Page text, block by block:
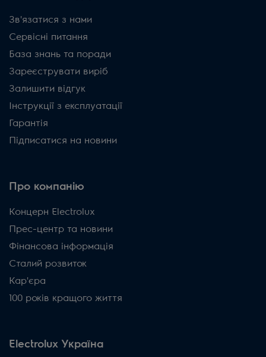
Зв'язатися з нами
Сервісні питання
База знань та поради
Зареєструвати виріб
Залишити відгук
Інструкції з експлуатації
Гарантія
Підписатися на новини
Про компанію
Концерн Electrolux
Прес-центр та новини
Фінансова інформація
Сталий розвиток
Кар'єра
100 років кращого життя
Electrolux Україна